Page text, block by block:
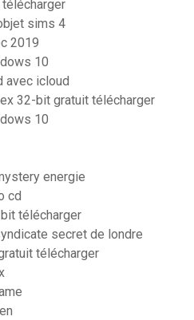
sims 4
2019
10
avec icloud
32-bit gratuit télécharger
10
energie
cd
télécharger
secret de londre
télécharger